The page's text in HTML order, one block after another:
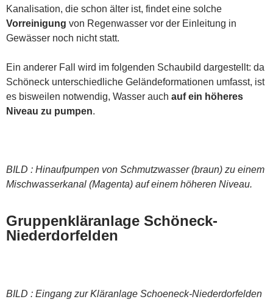
Kanalisation, die schon älter ist, findet eine solche
Vorreinigung von Regenwasser vor der Einleitung in
Gewässer noch nicht statt.
Ein anderer Fall wird im folgenden Schaubild dargestellt: da
Schöneck unterschiedliche Geländeformationen umfasst, ist
es bisweilen notwendig, Wasser auch auf ein höheres
Niveau zu pumpen.
BILD : Hinaufpumpen von Schmutzwasser (braun) zu einem
Mischwasserkanal (Magenta) auf einem höheren Niveau.
Gruppenkläranlage Schöneck-
Niederdorfelden
BILD : Eingang zur Kläranlage Schoeneck-Niederdorfelden